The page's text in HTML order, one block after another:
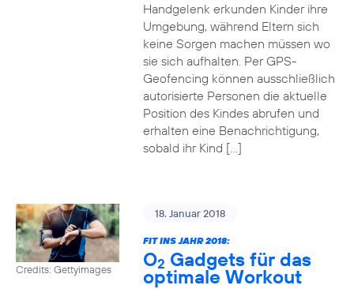
Handgelenk erkunden Kinder ihre
Umgebung, während Eltern sich
keine Sorgen machen müssen wo
sie sich aufhalten. Per GPS-
Geofencing können ausschließlich
autorisierte Personen die aktuelle
Position des Kindes abrufen und
erhalten eine Benachrichtigung,
sobald ihr Kind […]
Credits: Gettyimages
18. Januar 2018
FIT INS JAHR 2018:
O2 Gadgets für das
optimale Workout